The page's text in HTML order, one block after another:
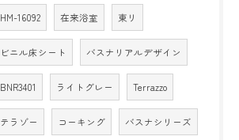
HM-16092 在来浴室 東リ
ビニル床シート バスナリアルデザイン
BNR3401 ライトグレー Terrazzo
テラゾー コーキング バスナシリーズ